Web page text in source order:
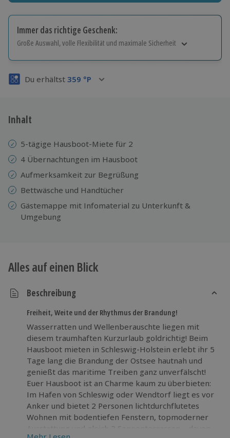
Immer das richtige Geschenk:
Große Auswahl, volle Flexibilität und maximale Sicherheit
Volle Flexibilität
3 Jahre gültig & verlängerbar.
Du erhältst 359 °P
Inhalt
5-tägige Hausboot-Miete für 2
4 Übernachtungen im Hausboot
Aufmerksamkeit zur Begrüßung
Bettwäsche und Handtücher
Gästemappe mit Infomaterial zu Unterkunft &
Umgebung
Alles auf einen Blick
Beschreibung
Freiheit, Weite und der Rhythmus der Brandung!
Wasserratten und Wellenberauschte liegen mit
diesem traumhaften Kurzurlaub goldrichtig! Beim
Hausboot mieten in Schleswig-Holstein erlebt ihr 5
Tage lang die Brandung der Ostsee hautnah und
genießt das maritime Treiben ganz unverfälscht!
Euer Hausboot ist an Charme kaum zu überbieten:
Im Hafen von Schleswig oder Wendtorf liegt es vor
Anker und bietet 2 Personen lichtdurchflutetes
Wohnen mit bodentiefen Fenstern, topmoderner
Ausstattung und gleich 2 Sonnenterrassen – davon